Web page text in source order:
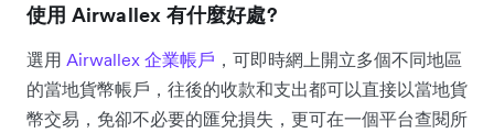
使用 Airwallex 有什麼好處?
選用 Airwallex 企業帳戶 ，可即時網上開立多個不同地區
的當地貨幣帳戶，往後的收款和支出都可以直接以當地貨
幣交易，免卻不必要的匯兌損失，更可在一個平台查閱所